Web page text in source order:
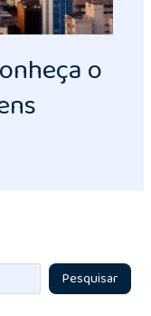
o
Pesquisar